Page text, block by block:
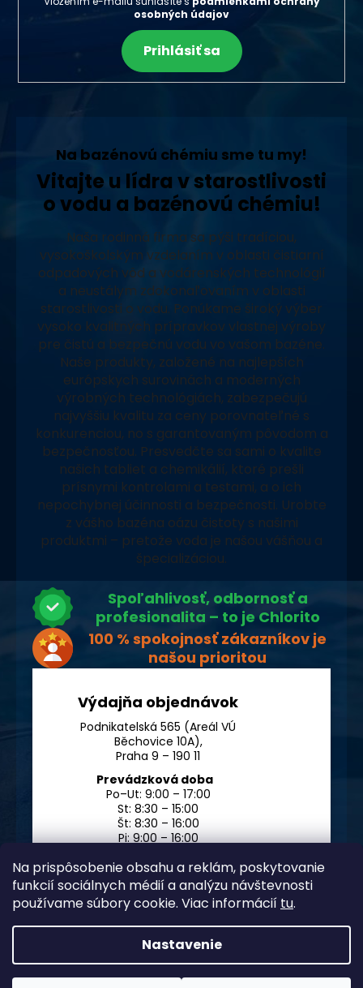
Na prispôsobenie obsahu a reklám, poskytovanie
funkcií sociálnych médií a analýzu návštevnosti
používame súbory cookie. Viac informácií tu.
Nastavenie
osobných údajov
Prihlásiť sa
Na bazénovú chémiu sme tu my!
Vitajte u lídra v starostlivosti
o vodu a bazénovú chémiu!
Naša rodinná firma sa pýši tradíciou,
vysokoškolským vzdelaním v oblasti čistiarní
odpadových vôd a vodárenských technológií
a neustálym zdokonaľovaním v oblasti
starostlivosti o vodu. Ponúkame široký výber
vysoko kvalitných prípravkov vlastnej výroby
pre čistú a bezpečnú vodu vo vašom bazéne.
Naše produkty, založené na najlepších
európskych surovinách a moderných
výrobných technológiách, zabezpečujú
najvyššiu kvalitu za ceny porovnateľné s
konkurenciou, no s garantovaným pôvodom a
bezpečnosťou. Presvedčte sa sami o kvalite
našich tabliet a chemikálií, ktoré prešli
prísnymi kontrolami a testami, a o ich
nepochybnej účinnosti a bezpečnosti. Urobte
z vášho bazéna oázu čistoty s našimi
produktmi – pretože voda je našou vášňou a
špecializáciou.
Spoľahlivosť, odbornosť a
profesionalita – to je Chlorito
100 % spokojnosť zákazníkov je
našou prioritou
Výdajňa objednávok
Podnikatelská 565 (Areál VÚ
Běchovice 10A),
Praha 9 – 190 11
Prevádzková doba
Po–Ut: 9:00 – 17:00
St: 8:30 – 15:00
Št: 8:30 – 16:00
Pi: 9:00 – 16:00